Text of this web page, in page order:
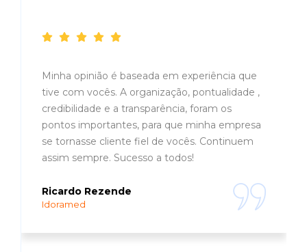
Minha opinião é baseada em experiência que
tive com vocês. A organização, pontualidade ,
credibilidade e a transparência, foram os
pontos importantes, para que minha empresa
se tornasse cliente fiel de vocês. Continuem
assim sempre. Sucesso a todos!
Ricardo Rezende
Idoramed